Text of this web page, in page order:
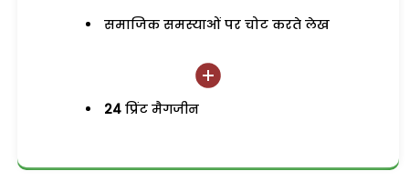
समाजिक समस्याओं पर चोट करते लेख
24 प्रिंट मैगजीन